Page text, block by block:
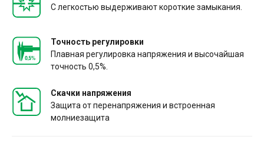
С легкостью выдерживают короткие замыкания.
Точность регулировки
Плавная регулировка напряжения и высочайшая
точность 0,5%.
Скачки напряжения
Защита от перенапряжения и встроенная
молниезащита